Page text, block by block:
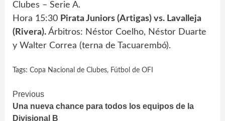
Clubes – Serie A.
Hora 15:30 Pirata Juniors (Artigas) vs. Lavalleja
(Rivera). Árbitros: Néstor Coelho, Néstor Duarte
y Walter Correa (terna de Tacuarembó).
Tags: Copa Nacional de Clubes, Fútbol de OFI
Continue
Reading
Previous
Una nueva chance para todos los equipos de la
Divisional B